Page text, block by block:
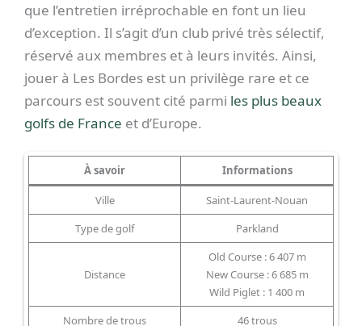
que l’entretien irréprochable en font un lieu
d’exception. Il s’agit d’un club privé très sélectif,
réservé aux membres et à leurs invités. Ainsi,
jouer à Les Bordes est un privilège rare et ce
parcours est souvent cité parmi les plus beaux
golfs de France et d’Europe.
À savoir Informations
Ville
Saint-Laurent-Nouan
Type de golf
Parkland
Distance
Old Course : 6 407 m
New Course : 6 685 m
Wild Piglet : 1 400 m
Nombre de trous
46 trous